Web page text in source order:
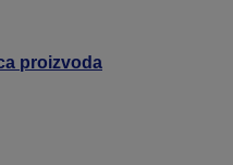
proizvoda